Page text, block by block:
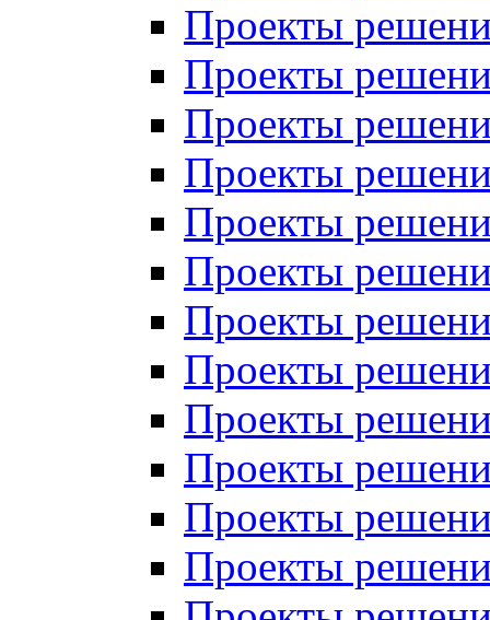
Проекты
Проекты
Проекты
Проекты
Проекты
Проекты
Проекты
Проекты
Проекты
Проекты
Проекты
Проекты